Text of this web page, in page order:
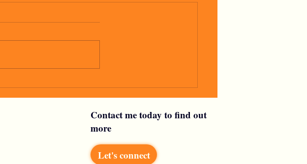
io voglio
Contact me today to find out
more
Let's connect